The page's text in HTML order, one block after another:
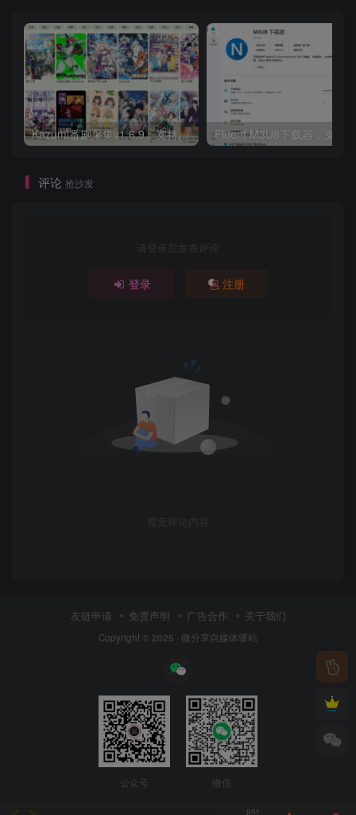
Kazumi番剧采集v1.6.9：支持自定义规则+在线观看+弹幕，跨平台下载 Fluent M3U8下载器，支持
评论 抢沙发
请登录后发表评论
登录 注册
暂无评论内容
友链申请 免责声明 广告合作 关于我们
Copyright © 2025 · 微分享自媒体驿站
公众号 微信
851